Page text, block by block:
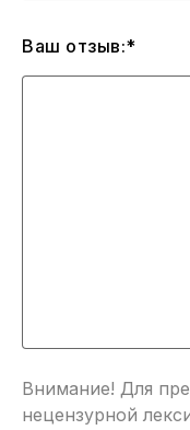
Ваш отзыв:*
Внимание! Для
нецензурной